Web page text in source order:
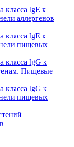
класса IgE к
аллергенов
класса IgE к
пищевых
класса IgG к
Пищевые
класса IgG к
пищевых